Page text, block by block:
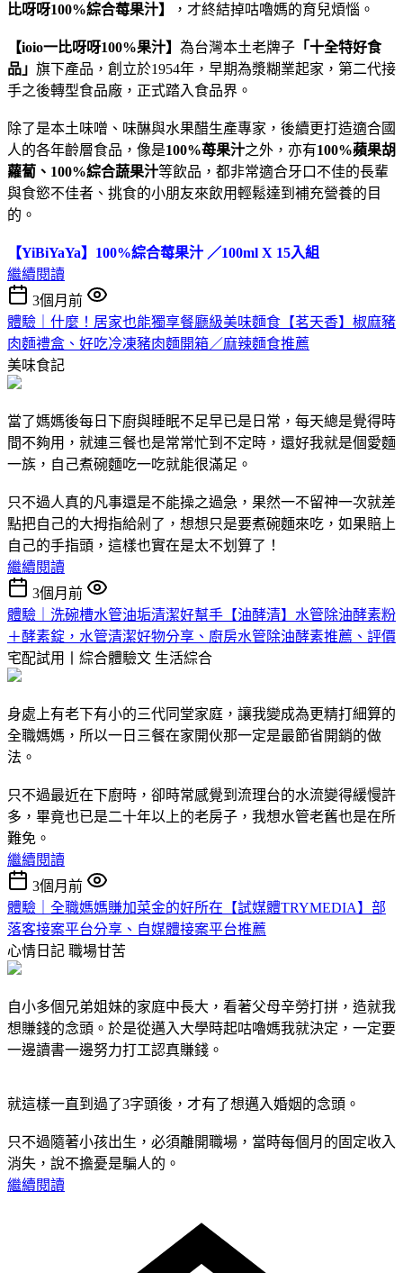
比呀呀100%綜合莓果汁】
，才終結掉咕嚕媽的育兒煩惱。
【ioio一比呀呀100%果汁】 為台灣本土老牌子 「十全特好食
品」 旗下產品，創立於1954年，早期為漿糊業起家，第二代接
手之後轉型食品廠，正式踏入食品界。
除了是本土味噌、味醂與水果醋生產專家，後續更打造適合國
人的各年齡層食品，像是100%苺果汁之外，亦有100%蘋果胡
蘿蔔、100%綜合蔬果汁等飲品，都非常適合牙口不佳的長輩
與食慾不佳者、挑食的小朋友來飲用輕鬆達到補充營養的目
的。
【YiBiYaYa】100%綜合莓果汁 ／100ml X 15入組
繼續閱讀
3個月前
體驗｜什麼！居家也能獨享餐廳級美味麵食【茗天香】椒麻豬
肉麵禮盒、好吃冷凍豬肉麵開箱／麻辣麵食推薦
美味食記
當了媽媽後每日下廚與睡眠不足早已是日常，每天總是覺得時
間不夠用，就連三餐也是常常忙到不定時，還好我就是個愛麵
一族，自己煮碗麵吃一吃就能很滿足。
只不過人真的凡事還是不能操之過急，果然一不留神一次就差
點把自己的大拇指給剁了，想想只是要煮碗麵來吃，如果賠上
自己的手指頭，這樣也實在是太不划算了！
繼續閱讀
3個月前
體驗｜洗碗槽水管油垢清潔好幫手【油酵清】水管除油酵素粉
＋酵素錠，水管清潔好物分享、廚房水管除油酵素推薦、評價
宅配試用丨綜合體驗文 生活綜合
身處上有老下有小的三代同堂家庭，讓我變成為更精打細算的
全職媽媽，所以一日三餐在家開伙那一定是最節省開銷的做
法。
只不過最近在下廚時，卻時常感覺到流理台的水流變得緩慢許
多，畢竟也已是二十年以上的老房子，我想水管老舊也是在所
難免。
繼續閱讀
3個月前
體驗｜全職媽媽賺加菜金的好所在【試媒體TRYMEDIA】部
落客接案平台分享、自媒體接案平台推薦
心情日記 職場甘苦
自小多個兄弟姐妹的家庭中長大，看著父母辛勞打拼，造就我
想賺錢的念頭。於是從邁入大學時起咕嚕媽我就決定，一定要
一邊讀書一邊努力打工認真賺錢。
就這樣一直到過了3字頭後，才有了想邁入婚姻的念頭。
只不過隨著小孩出生，必須離開職場，當時每個月的固定收入
消失，說不擔憂是騙人的。
繼續閱讀